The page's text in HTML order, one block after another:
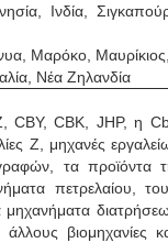
Ινδία,
Μαρόκο,
Νέα Ζηλανδία
CBY, CBK, JHP, η
Ζ, μηχανές
τα προϊόντα
πετρελαίου,